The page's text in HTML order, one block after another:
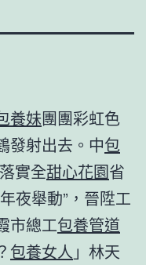
養妹團團彩虹色
發射出去。 中包
實全甜心花園省
夜舉動”，晉陞工
市總工包養管道
包養女人 」林天